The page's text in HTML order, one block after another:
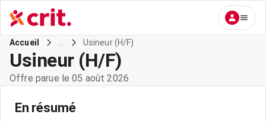
Accueil Usineur (H/F)
Usineur (H/F)
Offre parue le 05 août 2026
En résumé